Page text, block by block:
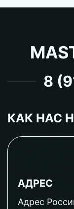
8
КАК НАС
АДРЕС
Адрес